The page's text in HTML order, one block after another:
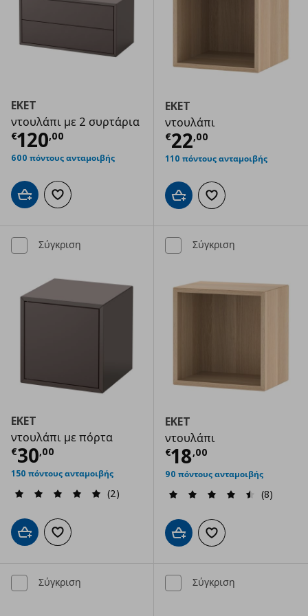
EKET
ντουλάπι με 2 συρτάρια
€120,00
Τρέχουσα τιμή € 120,00
600 πόντους ανταμοιβής
Προσθήκη στο καλάθι
Προσθήκη στα αγαπημένα
EKET
ντουλάπι
€22,00
Τρέχουσα
110 πόντους ανταμοιβής
Προσθήκη στο καλάθι
Προσθήκη στα
Σύγκριση
EKET
ντουλάπι με πόρτα
€30,00
Τρέχουσα τιμή € 30,00
150 πόντους ανταμοιβής
(2)
Προσθήκη στο καλάθι
Προσθήκη στα αγαπημένα
Σύγκριση
EKET
ντουλάπι
€18,00
Τρέχουσα
90 πόντους ανταμοιβής
(8)
Προσθήκη στο καλάθι
Προσθήκη στα
Σύγκριση Σύγκριση